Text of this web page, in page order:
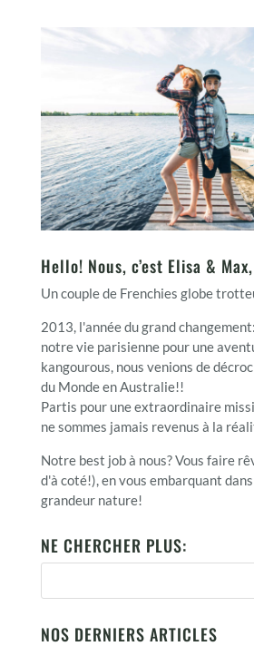
Hello! Nous, c’est Elisa &
Un couple de Frenchies globe
2013, l'année du grand
notre vie parisienne pour une
kangourous, nous venions de
du Monde en Australie!!
Partis pour une extraordinaire
ne sommes jamais revenus à la
Notre best job à nous? Vous faire
d'à coté!), en vous embarquant
grandeur nature!
NE CHERCHER PLUS:
NOS DERNIERS ARTICLES